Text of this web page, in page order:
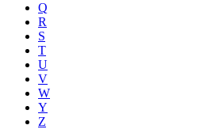
Q
R
S
T
U
V
W
Y
Z